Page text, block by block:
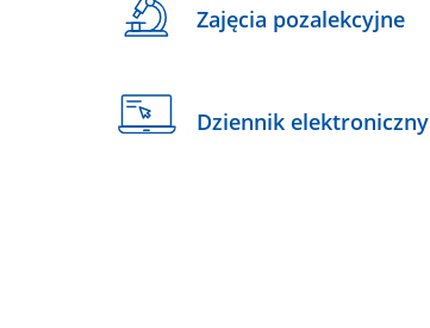
Zajęcia pozalekcyjne
Dziennik elektroniczny